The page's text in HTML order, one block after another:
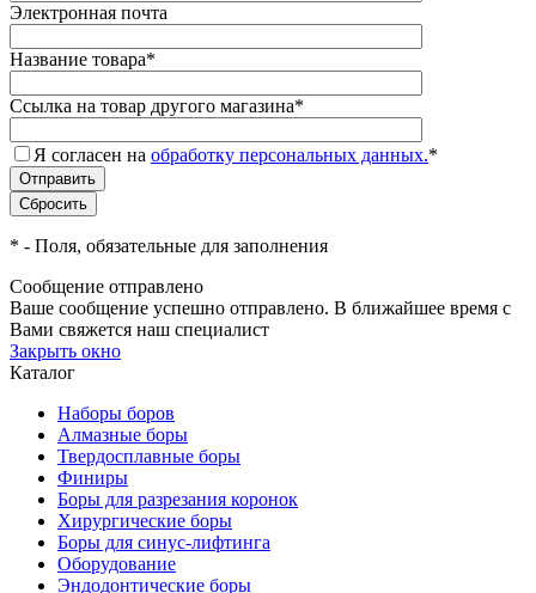
Электронная почта
Название товара*
Ссылка на товар другого магазина*
Я согласен на обработку персональных данных.*
* - Поля, обязательные для заполнения
Сообщение отправлено
Ваше сообщение успешно отправлено. В ближайшее время с
Вами свяжется наш специалист
Закрыть окно
Каталог
Наборы боров
Алмазные боры
Твердосплавные боры
Финиры
Боры для разрезания коронок
Хирургические боры
Боры для синус-лифтинга
Оборудование
Эндодонтические боры